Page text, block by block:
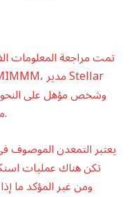
تمت مراجعة المعلومات
معايير الإفصاح عن المشاريع المعدنية.
يعتبر التمعدن الموصوف
تكن هناك عمليات
ومن غير المؤكد ما